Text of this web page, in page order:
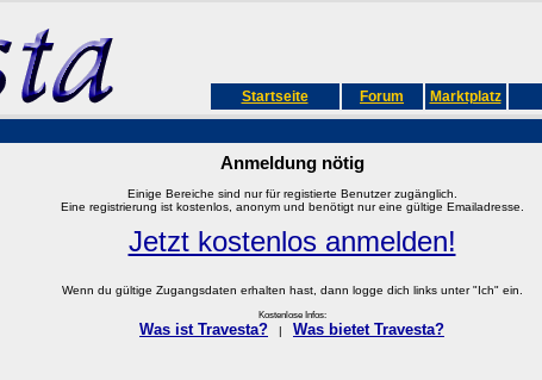
Startseite Forum Marktplatz
Anmeldung nötig
Einige Bereiche sind nur für registierte Benutzer zugänglich.
Eine registrierung ist kostenlos, anonym und benötigt nur eine gültige Emailadresse.
Jetzt kostenlos anmelden!
Wenn du gültige Zugangsdaten erhalten hast, dann logge dich links unter "Ich" ein.
Kostenlose Infos:
Was ist Travesta? Was bietet Travesta?